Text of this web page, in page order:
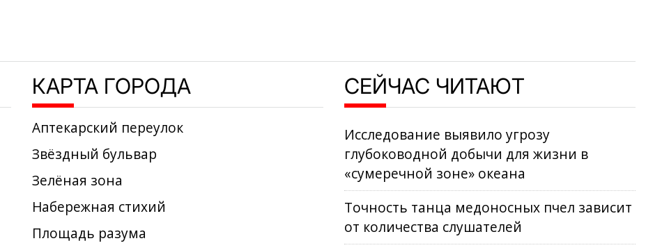
КАРТА ГОРОДА
Аптекарский переулок
Звёздный бульвар
Зелёная зона
Набережная стихий
Площадь разума
СЕЙЧАС ЧИТАЮТ
Исследование выявило угрозу
глубоководной добычи для жизни в
«сумеречной зоне» океана
Точность танца медоносных пчел зависит
от количества слушателей